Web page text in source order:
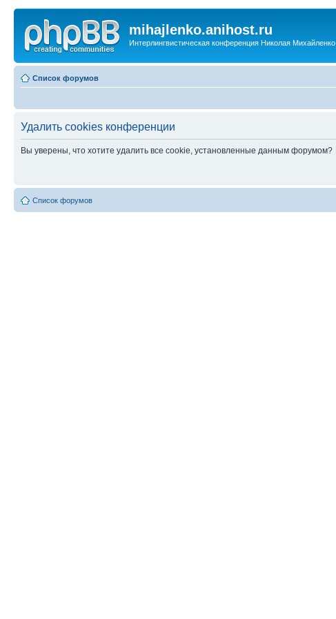
mihajlenko.anihost.ru
Интерлингвистическая конференция Николая Михайленко
Список форумов
Удалить cookies конференции
Вы уверены, что хотите удалить все cookie, установленные данным форумом?
Список форумов